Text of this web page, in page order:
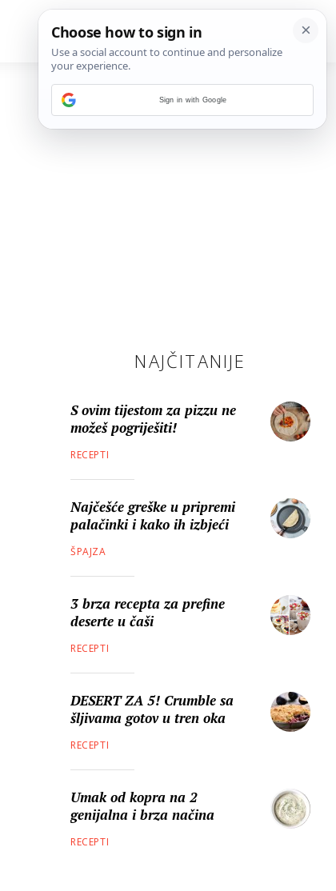
NAJČITANIJE
S ovim tijestom za pizzu ne
možeš pogriješiti!
RECEPTI
Najčešće greške u pripremi
palačinki i kako ih izbjeći
ŠPAJZA
3 brza recepta za prefine
deserte u čaši
RECEPTI
DESERT ZA 5! Crumble sa
šljivama gotov u tren oka
RECEPTI
Umak od kopra na 2
genijalna i brza načina
RECEPTI
Sign in with Google